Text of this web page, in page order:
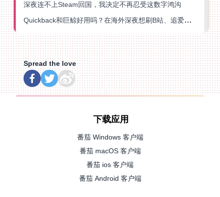
深夜连不上Steam回国，我决定不再忍受这数字鸿沟
Quickback和巨鲸好用吗？在海外深夜想刷B站、追爱奇艺的你，或许正需要这份答案
Spread the love
下载应用
番茄 Windows 客户端
番茄 macOS 客户端
番茄 ios 客户端
番茄 Android 客户端